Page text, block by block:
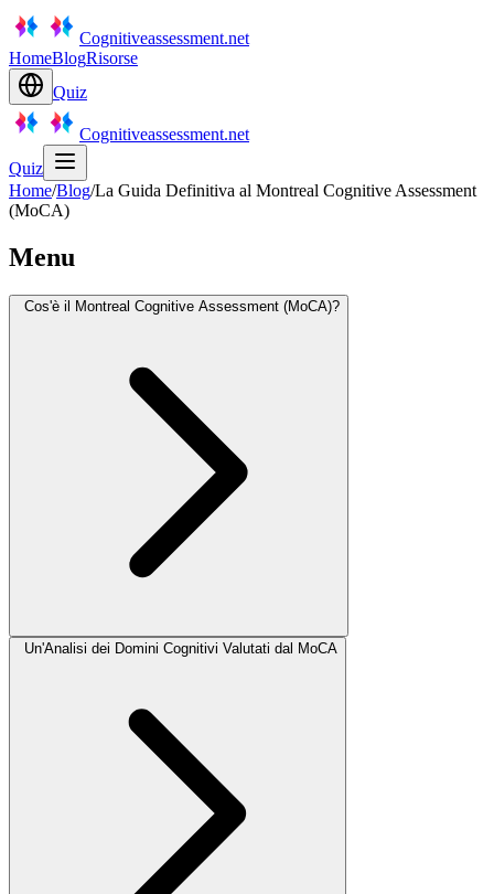
Cognitiveassessment.net
HomeBlogRisorse
Quiz
Cognitiveassessment.net
Quiz
Home/Blog/La Guida Definitiva al Montreal Cognitive Assessment
(MoCA)
Menu
Cos'è il Montreal Cognitive Assessment (MoCA)?
Un'Analisi dei Domini Cognitivi Valutati dal MoCA